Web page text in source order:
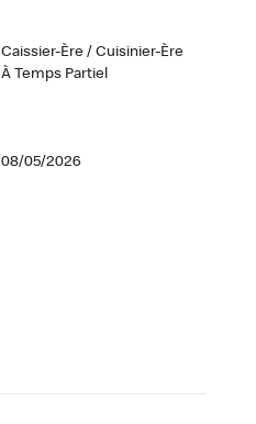
Caissier-Ère / Cuisinier-Ère
À Temps Partiel
08/05/2026